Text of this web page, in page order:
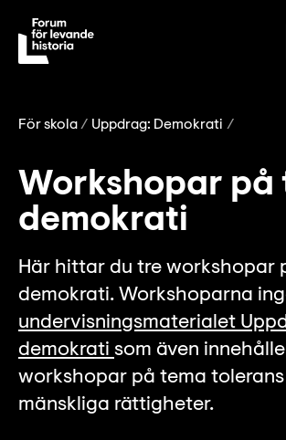
För skola Uppdrag: Demokrati
Workshopar på
demokrati
Här hittar du tre workshopar
demokrati. Workshoparna
undervisningsmaterialet
demokrati som även
workshopar på tema
mänskliga rättigheter.